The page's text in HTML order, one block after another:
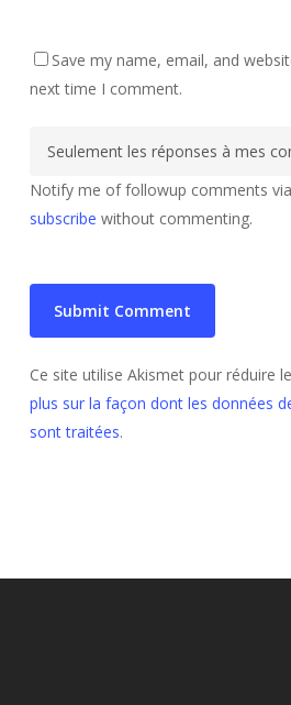
Save my name, email, and
next time I comment.
Notify me of followup comments
subscribe without commenting.
Ce site utilise Akismet pour réduire
plus sur la façon dont les données
sont traitées.